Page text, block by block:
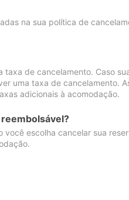
na sua política de
de cancelamento. Caso
uma taxa de cancelamento.
adicionais à acomodação.
você escolha cancelar sua